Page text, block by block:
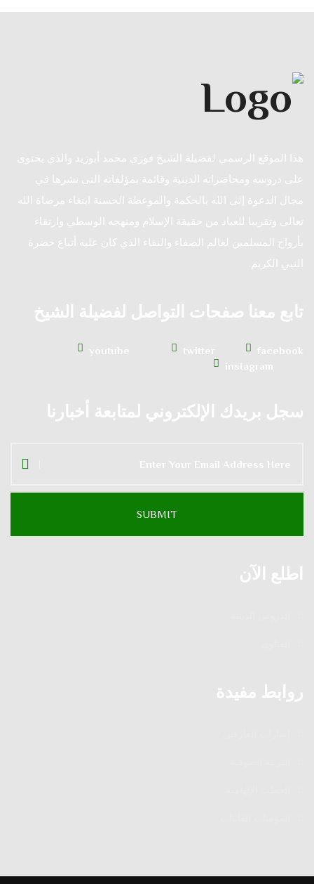
هذا الموقع الرسمي لفضيلة الشيخ فوزي محمد أبوزيد والذي يحتوى
على دروسه ومحاضراته الدينية وقائمة بمؤلفاته التي نشرها في
مجال الدعوة إلى الله بالحكمة والموعظة الحسنة ابتغاء مرضاة الله
تعالى وتقريبا للعباد من حقيقة الإسلام ومنهجه الوسطي وارتقاء
بأرواح المسلمين لعالم الصفاء والنقاء الذي كان عليه أتباع حضرة
النبي الكريم.
تابع معنا صفحات التواصل لفضيلة الشيخ
facebook
twitter
youtube
instagram
سجل بريدك الإلكتروني لمتابعة أخبارنا
اطلع الآن
روابط مفيدة